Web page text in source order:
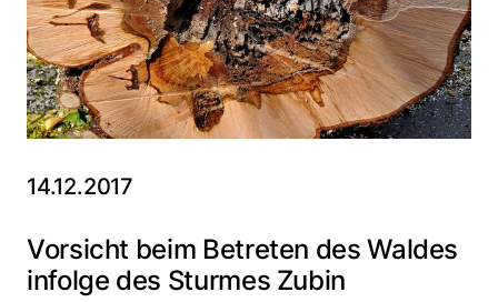
14.12.2017
Vorsicht beim Betreten des Waldes
infolge des Sturmes Zubin